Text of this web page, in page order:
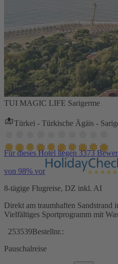
TUI MAGIC LIFE Sarigerme
Türkei - Türkische Ägäis -
Für dieses Hotel liegen 3373
von 98% vor
8-tägige Flugreise, DZ inkl. AI
Direkt am traumhaften Sandstrand
Vielfältiges Sportprogramm mit
253539Bestellnr.:
Pauschalreise